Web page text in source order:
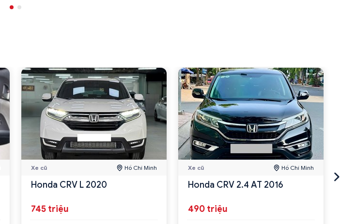
Xe cũ Hồ Chí Minh
Honda CRV L 2020
745 triệu
Xe cũ Hồ Chí Minh
Honda CRV 2.4 AT 2016
490 triệu